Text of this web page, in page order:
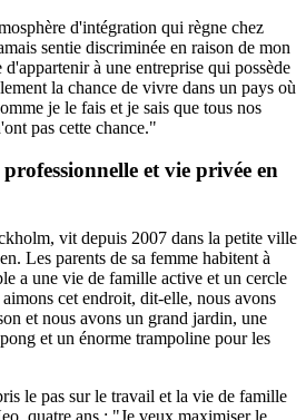
d'intégration qui règne chez
sentie discriminée en raison de mon
à une entreprise qui possède
la chance de vivre dans un pays où
je le fais et je sais que tous nos
pas cette chance."
et vie privée en
vit depuis 2007 dans la petite ville
Les parents de sa femme habitent à
a une vie de famille active et un cercle
cet endroit, dit-elle, nous avons
et nous avons un grand jardin, une
et un énorme trampoline pour les
le pas sur le travail et la vie de famille